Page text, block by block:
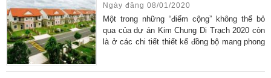
thông tin Kim Chung Di Trạch được đưa ra.
Trước khi quyết định
Ngày đăng 08/01/2020
Một trong những “điểm cộng” không thể bỏ
qua của dự án Kim Chung Di Trạch 2020 còn
là ở các chi tiết thiết kế đồng bộ mang phong